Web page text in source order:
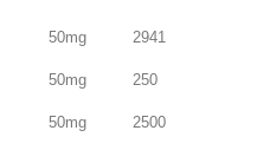
50mg 2941
50mg 250
50mg 2500